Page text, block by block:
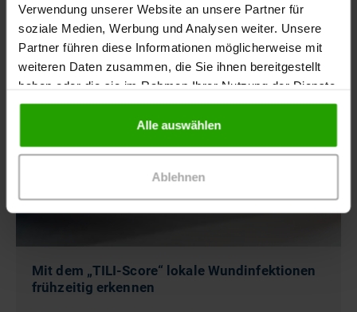
Verwendung unserer Website an unsere Partner für
soziale Medien, Werbung und Analysen weiter. Unsere
Partner führen diese Informationen möglicherweise mit
weiteren Daten zusammen, die Sie ihnen bereitgestellt
haben oder die sie im Rahmen Ihrer Nutzung der Dienste
gesammelt haben.
Alle auswählen
Ablehnen
Mit dem „TILI-Score“ lokale Wundinfektionen
frühzeitig erkennen
Videoreihe